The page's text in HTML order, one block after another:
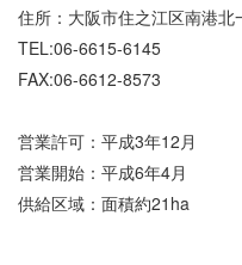
住所：大阪市住之江区南港
TEL:06-6615-6145
FAX:06-6612-8573
営業許可：平成3年12月
営業開始：平成6年4月
供給区域：面積約21ha